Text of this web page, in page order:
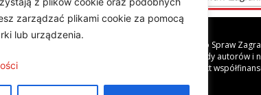
zarządzać plikami cookie za pomocą
lub urządzenia.
Projekt finansowany przez Ministerstwo Spraw
Publikacja wyraża jedynie poglądy autorów
Projekt